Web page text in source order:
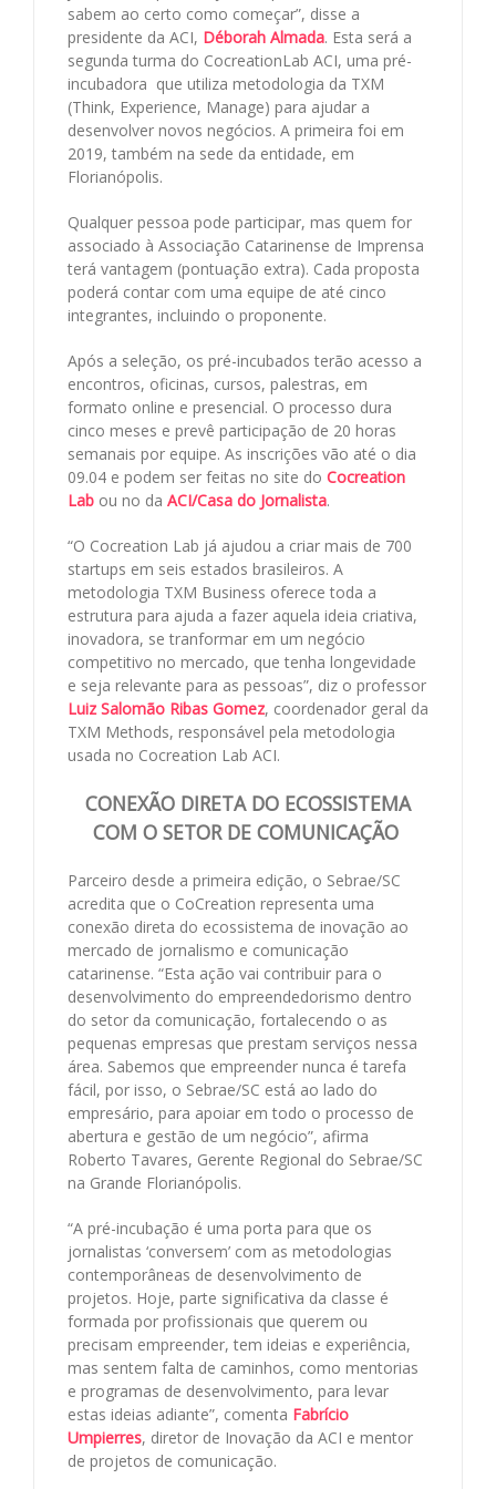
sabem ao certo como começar”, disse a
presidente da ACI, Déborah Almada. Esta será a
segunda turma do CocreationLab ACI, uma pré-
incubadora que utiliza metodologia da TXM
(Think, Experience, Manage) para ajudar a
desenvolver novos negócios. A primeira foi em
2019, também na sede da entidade, em
Florianópolis.
Qualquer pessoa pode participar, mas quem for
associado à Associação Catarinense de Imprensa
terá vantagem (pontuação extra). Cada proposta
poderá contar com uma equipe de até cinco
integrantes, incluindo o proponente.
Após a seleção, os pré-incubados terão acesso a
encontros, oficinas, cursos, palestras, em
formato online e presencial. O processo dura
cinco meses e prevê participação de 20 horas
semanais por equipe. As inscrições vão até o dia
09.04 e podem ser feitas no site do Cocreation
Lab ou no da ACI/Casa do Jornalista.
“O Cocreation Lab já ajudou a criar mais de 700
startups em seis estados brasileiros. A
metodologia TXM Business oferece toda a
estrutura para ajuda a fazer aquela ideia criativa,
inovadora, se tranformar em um negócio
competitivo no mercado, que tenha longevidade
e seja relevante para as pessoas”, diz o professor
Luiz Salomão Ribas Gomez, coordenador geral da
TXM Methods, responsável pela metodologia
usada no Cocreation Lab ACI.
CONEXÃO DIRETA DO ECOSSISTEMA
COM O SETOR DE COMUNICAÇÃO
Parceiro desde a primeira edição, o Sebrae/SC
acredita que o CoCreation representa uma
conexão direta do ecossistema de inovação ao
mercado de jornalismo e comunicação
catarinense. “Esta ação vai contribuir para o
desenvolvimento do empreendedorismo dentro
do setor da comunicação, fortalecendo o as
pequenas empresas que prestam serviços nessa
área. Sabemos que empreender nunca é tarefa
fácil, por isso, o Sebrae/SC está ao lado do
empresário, para apoiar em todo o processo de
abertura e gestão de um negócio”, afirma
Roberto Tavares, Gerente Regional do Sebrae/SC
na Grande Florianópolis.
“A pré-incubação é uma porta para que os
jornalistas ‘conversem’ com as metodologias
contemporâneas de desenvolvimento de
projetos. Hoje, parte significativa da classe é
formada por profissionais que querem ou
precisam empreender, tem ideias e experiência,
mas sentem falta de caminhos, como mentorias
e programas de desenvolvimento, para levar
estas ideias adiante”, comenta Fabrício
Umpierres, diretor de Inovação da ACI e mentor
de projetos de comunicação.